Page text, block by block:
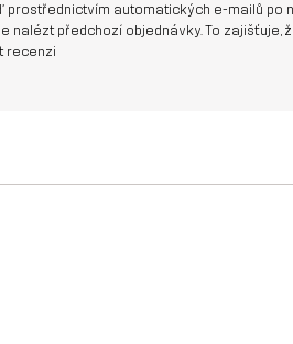
automatických e-mailů po
nalézt předchozí objednávky. To zajišťuje,
recenzi